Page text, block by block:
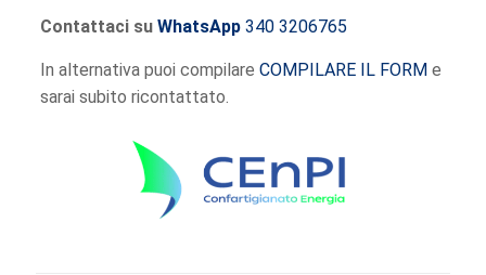
Contattaci su WhatsApp340 3206765
In alternativa puoi compilare COMPILARE IL FORMe
sarai subito ricontattato.